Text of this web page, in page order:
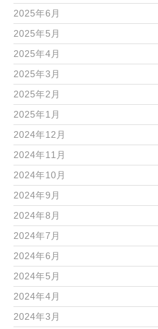
2025年6月
2025年5月
2025年4月
2025年3月
2025年2月
2025年1月
2024年12月
2024年11月
2024年10月
2024年9月
2024年8月
2024年7月
2024年6月
2024年5月
2024年4月
2024年3月